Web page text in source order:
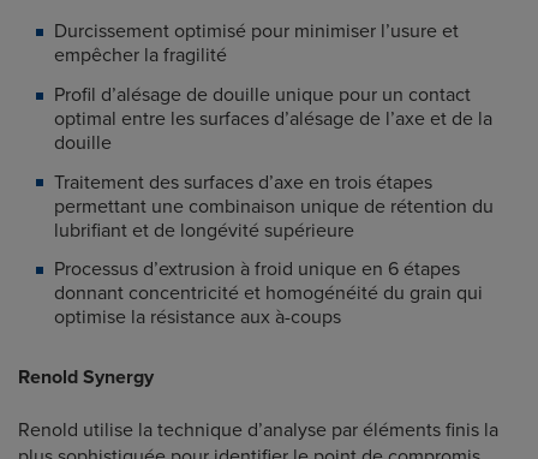
Durcissement optimisé pour minimiser l’usure et
empêcher la fragilité
Profil d’alésage de douille unique pour un contact
optimal entre les surfaces d’alésage de l’axe et de la
douille
Traitement des surfaces d’axe en trois étapes
permettant une combinaison unique de rétention du
lubrifiant et de longévité supérieure
Processus d’extrusion à froid unique en 6 étapes
donnant concentricité et homogénéité du grain qui
optimise la résistance aux à-coups
Renold Synergy
Renold utilise la technique d’analyse par éléments finis la